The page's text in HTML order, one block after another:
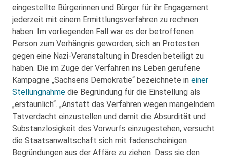
eingestellte Bürgerinnen und Bürger für ihr Engagement
jederzeit mit einem Ermittlungsverfahren zu rechnen
haben. Im vorliegenden Fall war es der betroffenen
Person zum Verhängnis geworden, sich an Protesten
gegen eine Nazi-Veranstaltung in Dresden beteiligt zu
haben. Die im Zuge der Verfahren ins Leben gerufene
Kampagne „Sachsens Demokratie“ bezeichnete in einer
Stellungnahme die Begründung für die Einstellung als
„erstaunlich“. „Anstatt das Verfahren wegen mangelndem
Tatverdacht einzustellen und damit die Absurdität und
Substanzlosigkeit des Vorwurfs einzugestehen, versucht
die Staatsanwaltschaft sich mit fadenscheinigen
Begründungen aus der Affäre zu ziehen. Dass sie den